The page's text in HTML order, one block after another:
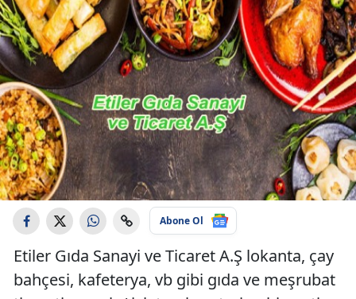
Abone Ol
Etiler Gıda Sanayi ve Ticaret A.Ş lokanta, çay
bahçesi, kafeterya, vb gibi gıda ve meşrubat